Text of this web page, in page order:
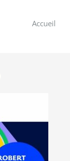
Accueil